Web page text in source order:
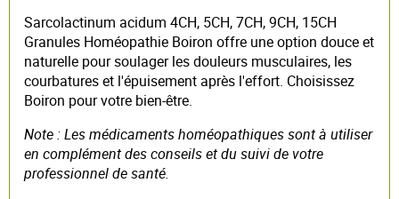
Sarcolactinum acidum 4CH, 5CH, 7CH, 9CH, 15CH
Granules Homéopathie Boiron offre une option douce et
naturelle pour soulager les douleurs musculaires, les
courbatures et l'épuisement après l'effort. Choisissez
Boiron pour votre bien-être.
Note : Les médicaments homéopathiques sont à utiliser
en complément des conseils et du suivi de votre
professionnel de santé.